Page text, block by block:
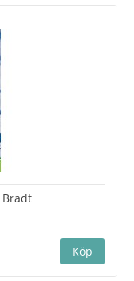
Bradt